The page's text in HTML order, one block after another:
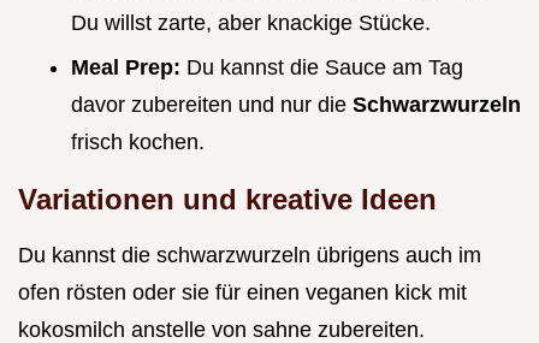
Du willst zarte, aber knackige Stücke.
Meal Prep: Du kannst die Sauce am Tag
davor zubereiten und nur die Schwarzwurzeln
frisch kochen.
Variationen und kreative Ideen
Du kannst die schwarzwurzeln übrigens auch im
ofen rösten oder sie für einen veganen kick mit
kokosmilch anstelle von sahne zubereiten.